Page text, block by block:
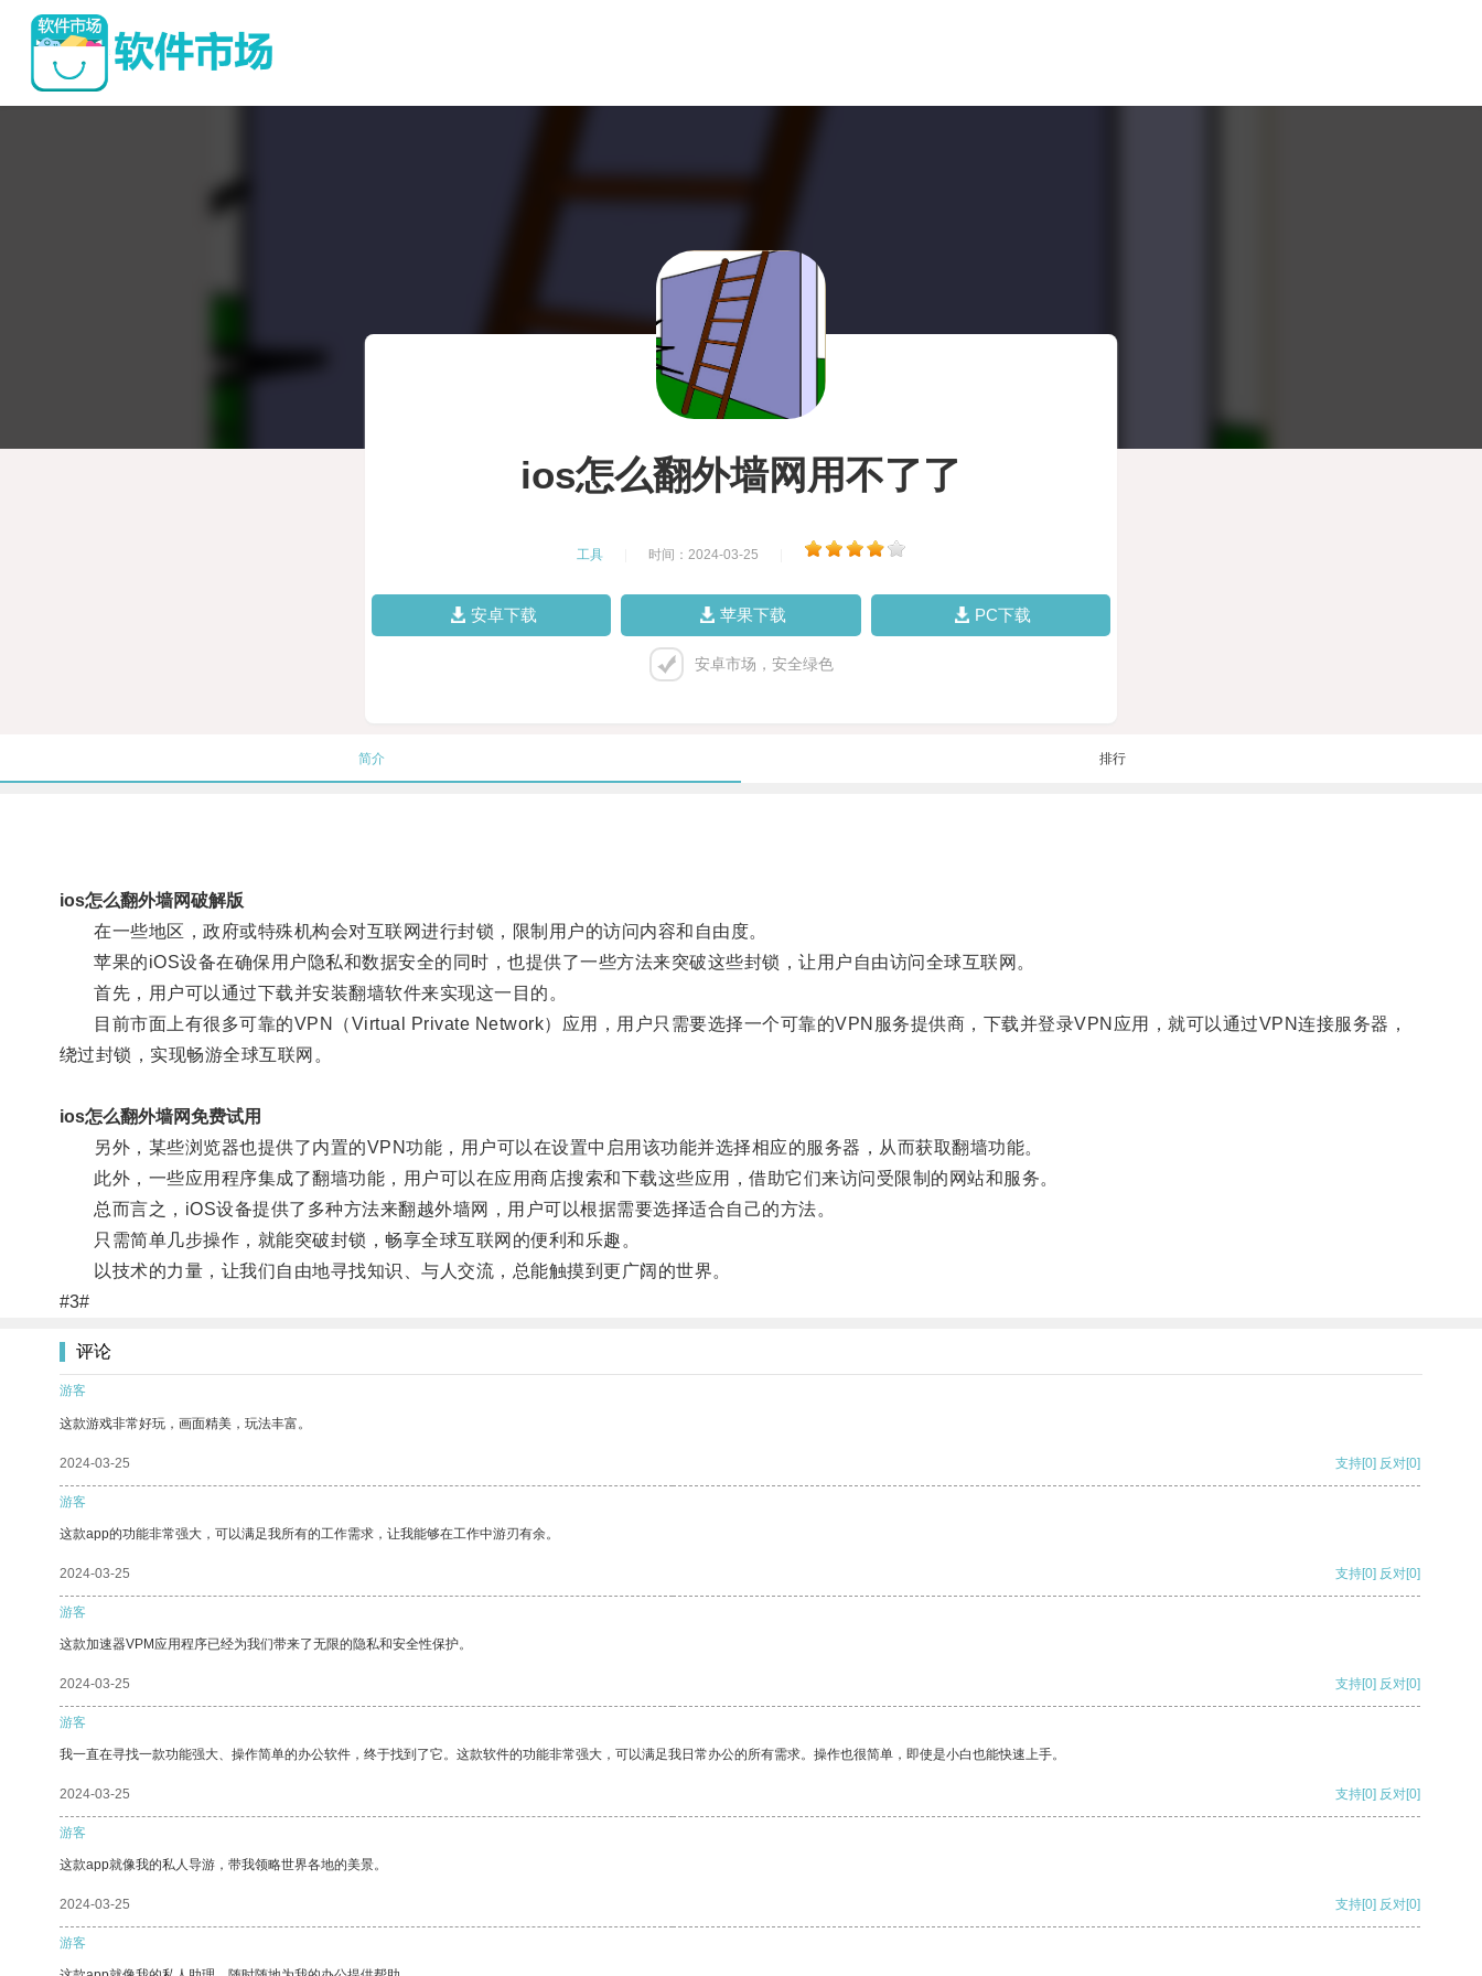
ios怎么翻外墙网用不了了
工具 时间：2024-03-25
安卓下载 苹果下载 PC下载
安卓市场，安全绿色
简介 排行
ios怎么翻外墙网破解版
在一些地区，政府或特殊机构会对互联网进行封锁，限制用户的访问内容和自由度。
苹果的iOS设备在确保用户隐私和数据安全的同时，也提供了一些方法来突破这些封锁，让用户自由访问全球互联网。
首先，用户可以通过下载并安装翻墙软件来实现这一目的。
目前市面上有很多可靠的VPN（Virtual Private Network）应用，用户只需要选择一个可靠的VPN服务提供商，下载并登录VPN应用，就可以通过VPN连接服务器，
绕过封锁，实现畅游全球互联网。
ios怎么翻外墙网免费试用
另外，某些浏览器也提供了内置的VPN功能，用户可以在设置中启用该功能并选择相应的服务器，从而获取翻墙功能。
此外，一些应用程序集成了翻墙功能，用户可以在应用商店搜索和下载这些应用，借助它们来访问受限制的网站和服务。
总而言之，iOS设备提供了多种方法来翻越外墙网，用户可以根据需要选择适合自己的方法。
只需简单几步操作，就能突破封锁，畅享全球互联网的便利和乐趣。
以技术的力量，让我们自由地寻找知识、与人交流，总能触摸到更广阔的世界。
#3#
评论
游客
这款游戏非常好玩，画面精美，玩法丰富。
2024-03-25 支持[0] 反对[0]
游客
这款app的功能非常强大，可以满足我所有的工作需求，让我能够在工作中游刃有余。
2024-03-25 支持[0] 反对[0]
游客
这款加速器VPM应用程序已经为我们带来了无限的隐私和安全性保护。
2024-03-25 支持[0] 反对[0]
游客
我一直在寻找一款功能强大、操作简单的办公软件，终于找到了它。这款软件的功能非常强大，可以满足我日常办公的所有需求。操作也很简单，即使是小白也能快速上手。
2024-03-25 支持[0] 反对[0]
游客
这款app就像我的私人导游，带我领略世界各地的美景。
2024-03-25 支持[0] 反对[0]
游客